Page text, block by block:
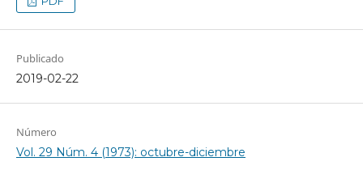
Publicado
2019-02-22
Número
Vol. 29 Núm. 4 (1973): octubre-diciembre